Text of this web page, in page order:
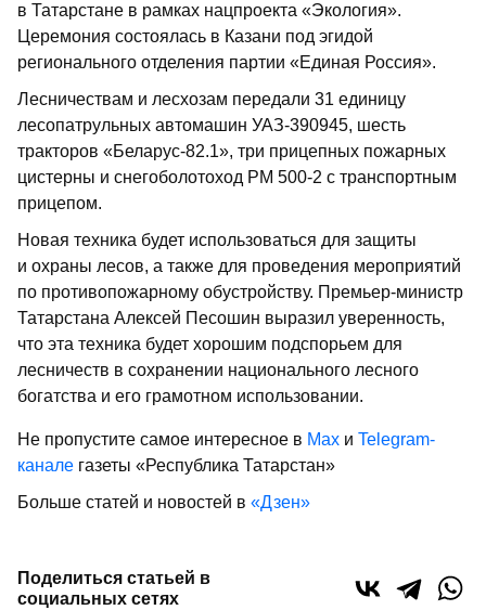
в Татарстане в рамках нацпроекта «Экология».
Церемония состоялась в Казани под эгидой
регионального отделения партии «Единая Россия».
Лесничествам и лесхозам передали 31 единицу
лесопатрульных автомашин УАЗ-390945, шесть
тракторов «Беларус-82.1», три прицепных пожарных
цистерны и снегоболотоход РМ 500-2 с транспортным
прицепом.
Новая техника будет использоваться для защиты
и охраны лесов, а также для проведения мероприятий
по противопожарному обустройству. Премьер-министр
Татарстана Алексей Песошин выразил уверенность,
что эта техника будет хорошим подспорьем для
лесничеств в сохранении национального лесного
богатства и его грамотном использовании.
Не пропустите самое интересное в Max и Telegram-
канале газеты «Республика Татарстан»
Больше статей и новостей в «Дзен»
Поделиться статьей в
социальных сетях